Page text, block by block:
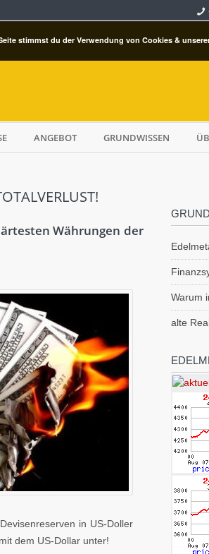
ANGEBOT GRUNDWISSEN
Währungen der
in US-Doller
dem US-Dollar unter!
Warum
alte
stimmst du der Verwendung von Cookies &